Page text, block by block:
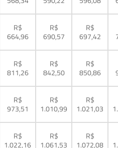
R$
664,96
R$
690,57
R$
697,42
R$
811,26
R$
842,50
R$
850,86
R$
973,51
R$
1.010,99
R$
1.021,03
R$
1.022,16
R$
1.061,53
R$
1.072,08